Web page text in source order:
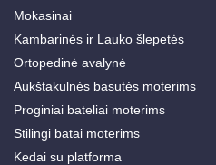
Mokasinai
Kambarinės ir Lauko šlepetės
Ortopedinė avalynė
Aukštakulnės basutės moterims
Proginiai bateliai moterims
Stilingi batai moterims
Kedai su platforma